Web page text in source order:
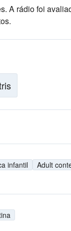
. A rádio foi
infantil Adult